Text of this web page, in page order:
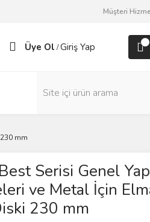
Müşteri
Üye Ol /Giriş Yap
mm
Serisi Genel
ve Metal İçin
230 mm